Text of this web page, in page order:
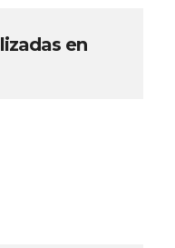
en